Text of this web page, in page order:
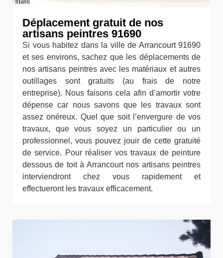
Déplacement gratuit de nos
artisans peintres 91690
Si vous habitez dans la ville de Arrancourt 91690
et ses environs, sachez que les déplacements de
nos artisans peintres avec les matériaux et autres
outillages sont gratuits (au frais de notre
entreprise). Nous faisons cela afin d’amortir votre
dépense car nous savons que les travaux sont
assez onéreux. Quel que soit l’envergure de vos
travaux, que vous soyez un particulier ou un
professionnel, vous pouvez jouir de cette gratuité
de service. Pour réaliser vos travaux de peinture
dessous de toit à Arrancourt nos artisans peintres
interviendront chez vous rapidement et
effectueront les travaux efficacement.